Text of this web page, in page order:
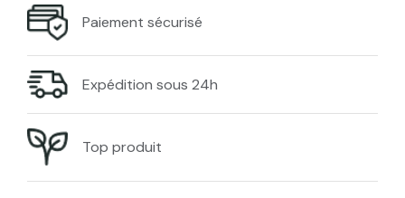
Paiement sécurisé
Expédition sous 24h
Top produit